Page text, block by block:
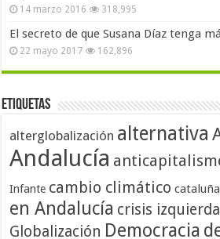
14 marzo 2016 318,995
El secreto de que Susana Díaz tenga
22 mayo 2017 162,896
Etiquetas
alterglobalización alternativa
Andalucía
Infante cambio climático cataluña
en Andalucía crisis izquierda
Globalización Democracia